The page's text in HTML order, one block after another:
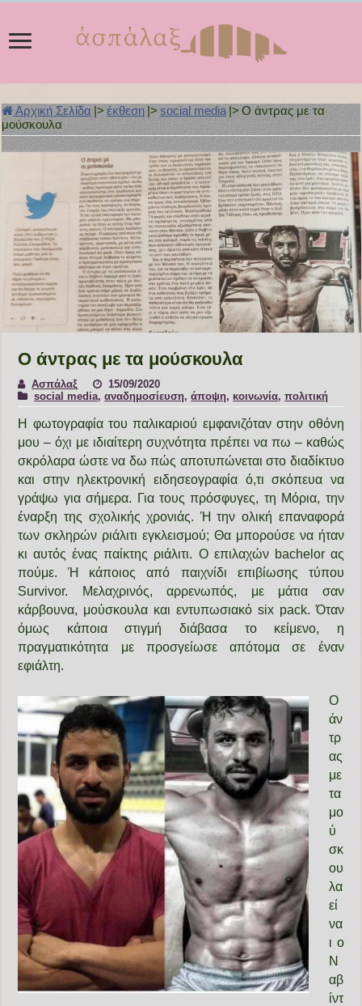
Αρχική Σελίδα |> έκθεση |> social media|> Ο άντρας με τα
μούσκουλα
Ο άντρας με τα μούσκουλα
Ασπάλαξ
15/09/2020
social media,αναδημοσίευση,άποψη, κοινωνία,πολιτική
Η φωτογραφία του παλικαριού εμφανιζόταν στην οθόνη
μου – όχι με ιδιαίτερη συχνότητα πρέπει να πω – καθώς
σκρόλαρα ώστε να δω πώς αποτυπώνεται στο διαδίκτυο
και στην ηλεκτρονική ειδησεογραφία ό,τι σκόπευα να
γράψω για σήμερα. Για τους πρόσφυγες, τη Μόρια, την
έναρξη της σχολικής χρονιάς. Ή την ολική επαναφορά
των σκληρών ριάλιτι εγκλεισμού; Θα μπορούσε να ήταν
κι αυτός ένας παίκτης ριάλιτι. Ο επιλαχών bachelor ας
πούμε. Ή κάποιος από παιχνίδι επιβίωσης τύπου
Survivor. Μελαχρινός, αρρενωπός, με μάτια σαν
κάρβουνα, μούσκουλα και εντυπωσιακό six pack. Όταν
όμως κάποια στιγμή διάβασα το κείμενο, η
πραγματικότητα με προσγείωσε απότομα σε έναν
εφιάλτη.
Ο
άν
τρ
ας
με
τα
μο
ύ
σκ
ου
λα
εί
να
ι ο
Ν
αβ
ίντ